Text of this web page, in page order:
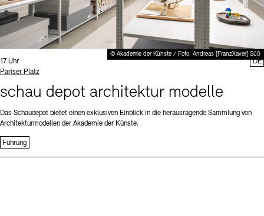
© Akademie der Künste / Foto: Andreas [FranzXaver] Süß
Uhrzeit:
17 Uhr
Standort
Pariser Platz
schau depot architektur modelle
Das Schaudepot bietet einen exklusiven Einblick in die herausragende Sammlung von
Architekturmodellen der Akademie der Künste.
Führung
DE